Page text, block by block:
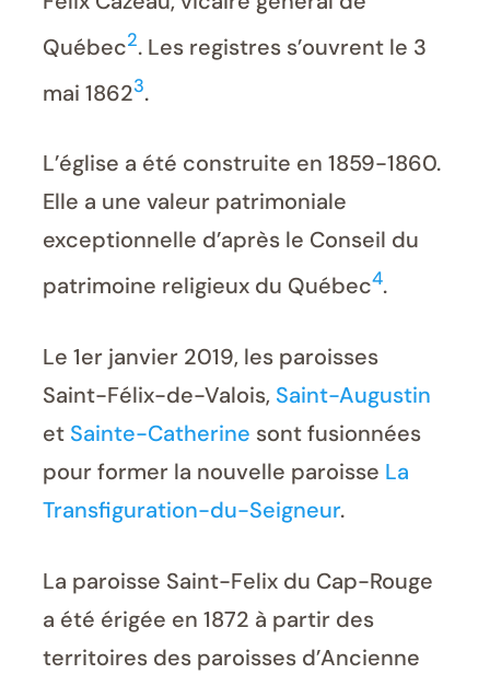
Québec2. Les registres s’ouvrent le 3
mai 18623.
L’église a été construite en 1859-1860.
Elle a une valeur patrimoniale
exceptionnelle d’après le Conseil du
patrimoine religieux du Québec4.
Le 1er janvier 2019, les paroisses
Saint-Félix-de-Valois, Saint-Augustin
et Sainte-Catherine sont fusionnées
pour former la nouvelle paroisse La
Transfiguration-du-Seigneur.
La paroisse Saint-Felix du Cap-Rouge
a été érigée en 1872 à partir des
territoires des paroisses d’Ancienne